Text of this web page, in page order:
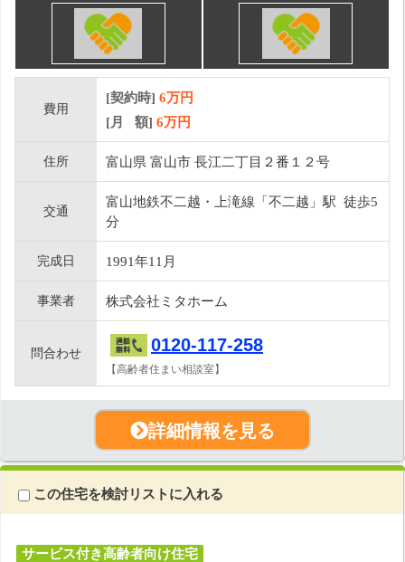
費用
[契約時] 6万円
[月 額] 6万円
住所 富山県 富山市 長江二丁目２番１２号
交通
富山地鉄不二越・上滝線「不二越」駅 徒歩5
分
完成日 1991年11月
事業者 株式会社ミタホーム
問合わせ 0120-117-258
【高齢者住まい相談室】
詳細情報を見る
この住宅を検討リストに入れる
サービス付き高齢者向け住宅